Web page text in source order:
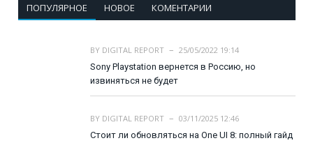
ПОПУЛЯРНОЕ НОВОЕ КОМЕНТАРИИ
BY DIGITAL REPORT
25/05/2022 19:14
Sony Playstation вернется в Россию, но
извиняться не будет
BY DIGITAL REPORT
03/11/2025 12:46
Стоит ли обновляться на One UI 8: полный гайд